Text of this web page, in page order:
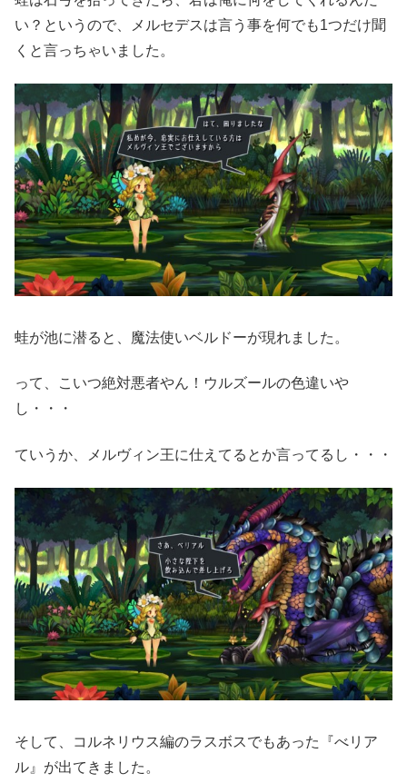
い？というので、メルセデスは言う事を何でも1つだけ聞
くと言っちゃいました。
蛙が池に潜ると、魔法使いベルドーが現れました。
って、こいつ絶対悪者やん！ウルズールの色違いや
し・・・
ていうか、メルヴィン王に仕えてるとか言ってるし・・・
そして、コルネリウス編のラスボスでもあった『べリア
ル』が出てきました。